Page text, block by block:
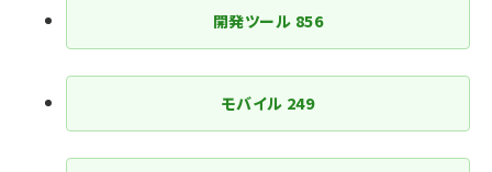
開発ツール 856
モバイル 249